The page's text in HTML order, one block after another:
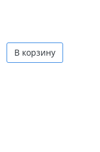
В корзину